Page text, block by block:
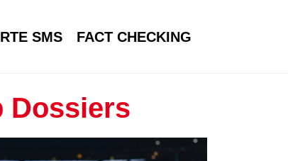
SMS FACT CHECKING
Dossiers